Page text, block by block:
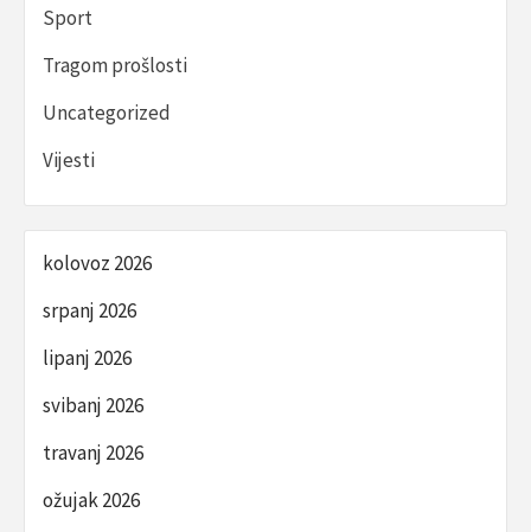
Sport
Tragom prošlosti
Uncategorized
Vijesti
kolovoz 2026
srpanj 2026
lipanj 2026
svibanj 2026
travanj 2026
ožujak 2026